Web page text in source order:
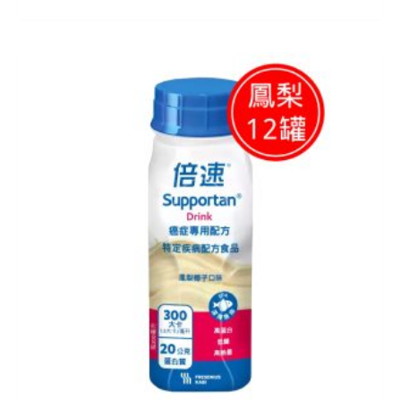
始
價
格：
NT$ 2,820。
目
前
價
格：
NT$ 2,380。